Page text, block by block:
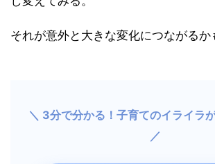
それが意外と大きな変化につながるか
＼ 3分で分かる！子育てのイライラ
／